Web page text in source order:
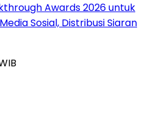
Awards 2026 untuk
Sosial, Distribusi Siaran